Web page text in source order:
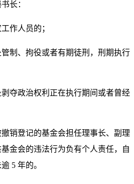
长：
作人员的；
管制、拘役或者有期徒刑，刑期执行
剥夺政治权利正在执行期间或者曾经
撤销登记的基金会担任理事长、副 理
金会的违法行为负有个人责任，
自
5 年的。